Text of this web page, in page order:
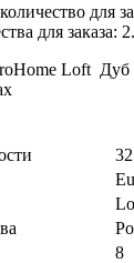
для
для заказа:
Loft Дуб
32
8